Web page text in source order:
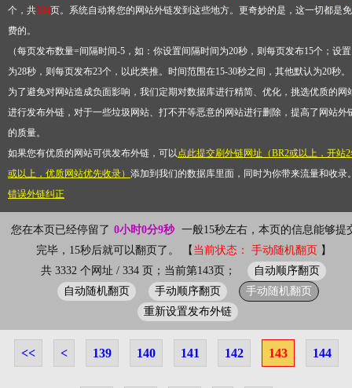
个，共334页。系统自动将您的网站外链发到这些地方。更奇妙的是，这一切都是免
费的。
（每页发布数量=间隔时间-5，如：你设置间隔时间为20秒，则每页发布15个；设置
为28秒，则每页发布23个，以此类推。时间范围在15-30秒之间，其他默认为20秒
为了避免对网站造成负面影响，我们定期对数据库进行精简、优化，挑选优质的网
进行发布外链，对于一些垃圾网站、打不开等恶意的网站进行删除，提高了网站外
的质量。
如果您有优质的网站可供发布外链，可以点此提交刷外链网址（BR2或以上，开站
或以上，优质网站优先收录） 添加到我们的数据库里面，同时为你带来流量和收录
错误外链纠正
您在本页已经停留了 0小时0分9秒
一般15秒左右，本页的信息能够提
完毕，15秒后就可以翻页了。 【 当前状态： 手动随机翻页 】
共 3332 个网址 / 334 页；当前第143页；
自动顺序翻页
自动随机翻页
手动顺序翻页
手动随机翻页
重新设置发布外链
<< < 139 140 141 142 143 144